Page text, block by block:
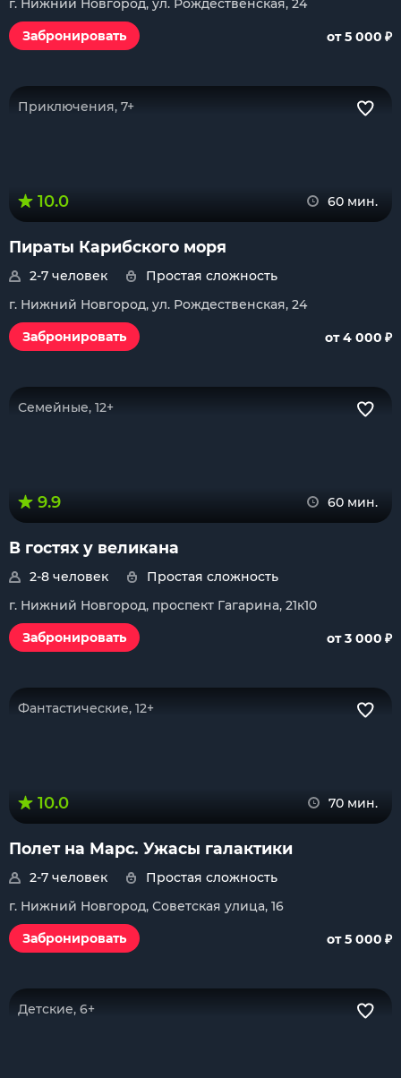
г. Нижний Новгород, ул. Рождественская, 24
Забронировать
от 5 000 ₽
Приключения, 7+
10.0 60 мин.
Пираты Карибского моря
2-7 человек
Простая сложность
г. Нижний Новгород, ул. Рождественская, 24
Забронировать
от 4 000 ₽
Семейные, 12+
9.9 60 мин.
В гостях у великана
2-8 человек
Простая сложность
г. Нижний Новгород, проспект Гагарина, 21к10
Забронировать
от 3 000 ₽
Фантастические, 12+
10.0 70 мин.
Полет на Марс. Ужасы галактики
2-7 человек
Простая сложность
г. Нижний Новгород, Советская улица, 16
Забронировать
от 5 000 ₽
Детские, 6+